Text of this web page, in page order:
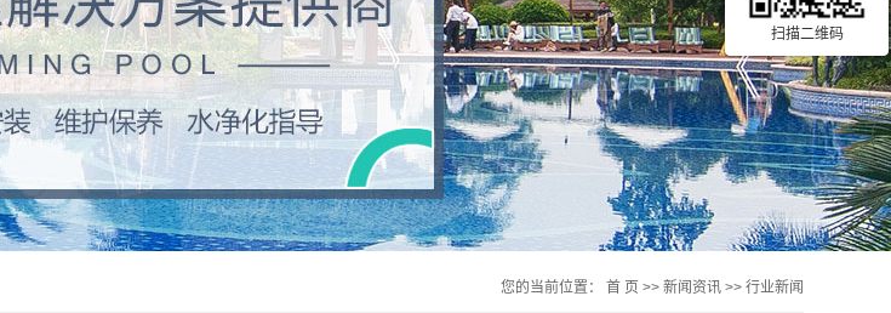
游泳池除湿设备
泳池恒温设备
泳池金属离子处理器
泳池臭氧紫外线
一体化泳池过滤设备
全自动清洁工具系列
您的当前位置： 首 页 >> 新闻资讯 >> 行业新闻
扫描二维码